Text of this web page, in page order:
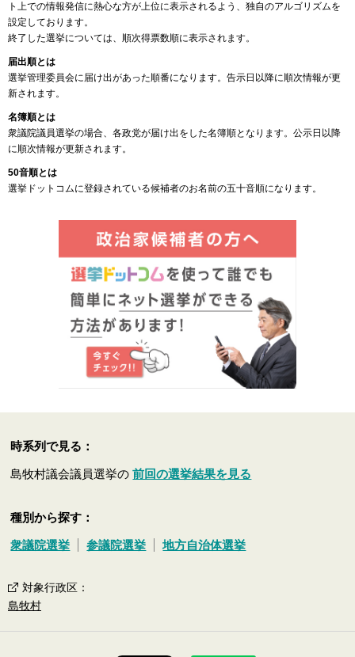
ト上での情報発信に熱心な方が上位に表示されるよう、独自のアルゴリズムを
設定しております。
終了した選挙については、順次得票数順に表示されます。
届出順とは
選挙管理委員会に届け出があった順番になります。告示日以降に順次情報が更
新されます。
名簿順とは
衆議院議員選挙の場合、各政党が届け出をした名簿順となります。公示日以降
に順次情報が更新されます。
50音順とは
選挙ドットコムに登録されている候補者のお名前の五十音順になります。
時系列で見る：
島牧村議会議員選挙の前回の選挙結果を見る
種別から探す：
衆議院選挙 参議院選挙 地方自治体選挙
対象行政区 ：
島牧村